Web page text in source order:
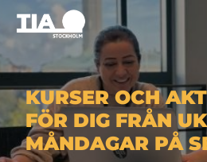
KURSER OCH
FÖR DIG FRÅN
MÅNDAGAR PÅ